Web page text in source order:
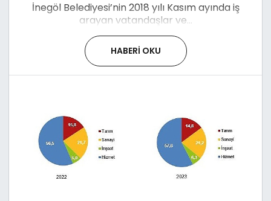
İnegöl Belediyesi’nin 2018 yılı Kasım ayında iş
arayan vatandaşlar ve...
HABERI OKU